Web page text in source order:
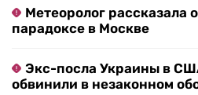
Метеоролог рассказала
парадоксе в Москве
Экс-посла Украины в
обвинили в незаконном